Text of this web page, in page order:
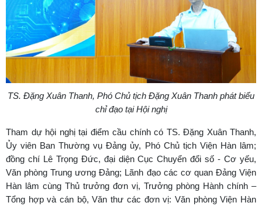
TS. Đặng Xuân Thanh, Phó Chủ tịch Đặng Xuân Thanh phát biểu
chỉ đạo tại Hội nghị
Tham dự hội nghị tại điểm cầu chính có TS. Đặng Xuân Thanh,
Ủy viên Ban Thường vụ Đảng ủy, Phó Chủ tịch Viện Hàn lâm;
đồng chí Lê Trọng Đức, đại diện Cục Chuyển đổi số - Cơ yếu,
Văn phòng Trung ương Đảng; Lãnh đạo các cơ quan Đảng Viện
Hàn lâm cùng Thủ trưởng đơn vị, Trưởng phòng Hành chính –
Tổng hợp và cán bộ, Văn thư các đơn vị: Văn phòng Viện Hàn